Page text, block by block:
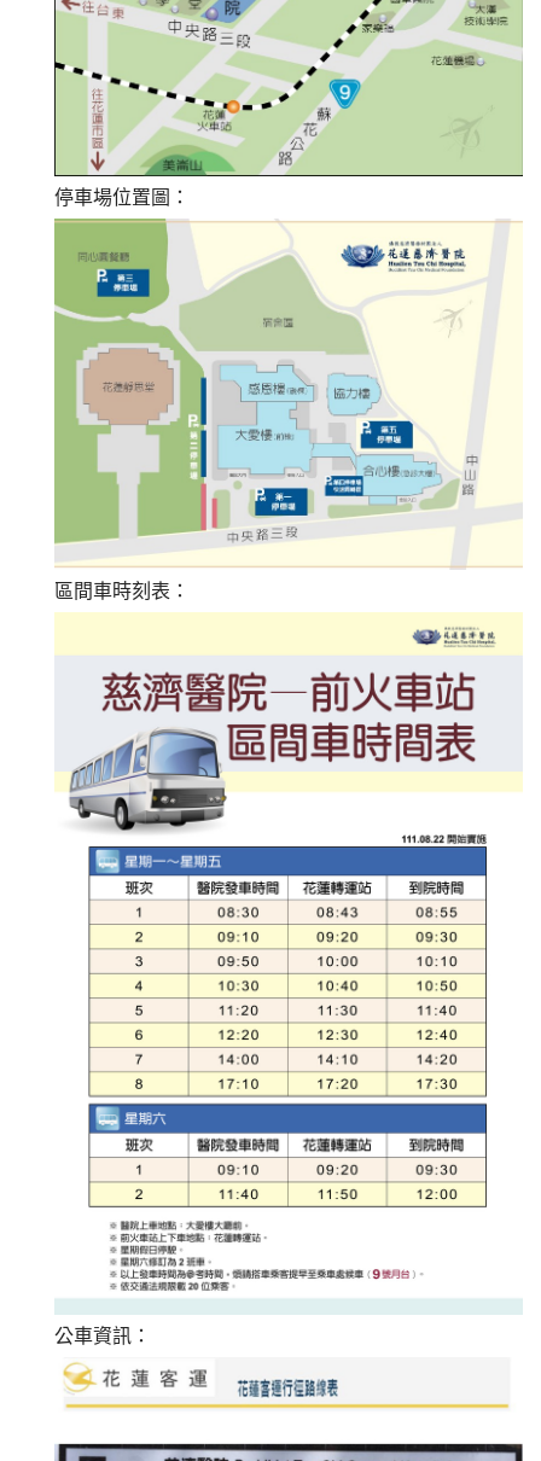
停車場位置圖：
區間車時刻表：
公車資訊：